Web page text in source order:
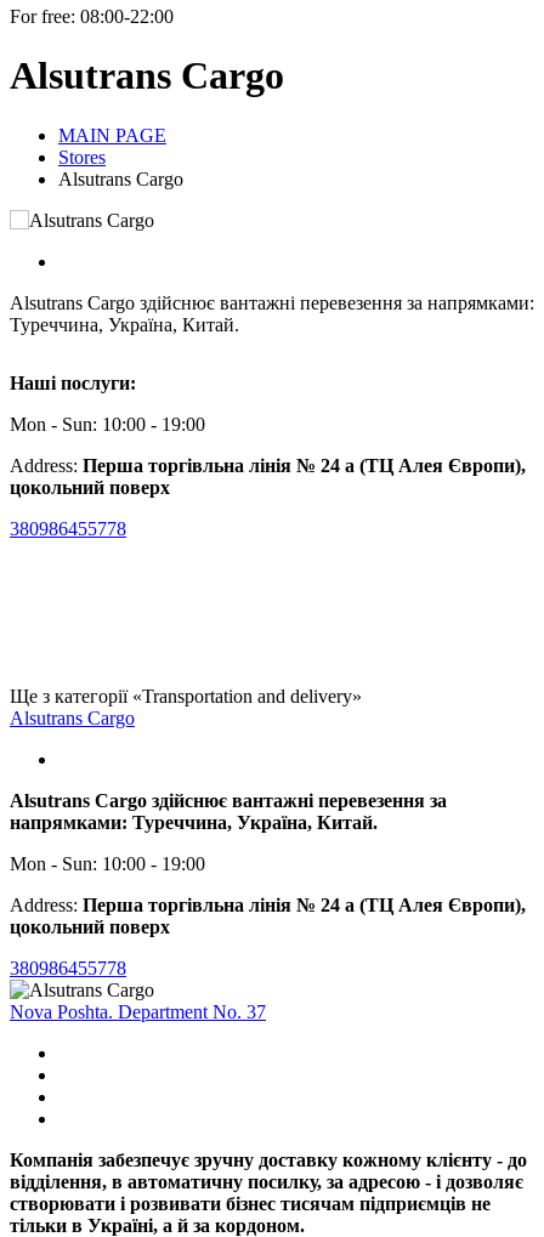
For free: 08:00-22:00
Alsutrans Cargo
MAIN PAGE
Stores
Alsutrans Cargo
Alsutrans Cargo здійснює вантажні перевезення за напрямками:
Туреччина, Україна, Китай.
Наші послуги:
Mon - Sun: 10:00 - 19:00
Address: Перша торгівльна лінія № 24 а (ТЦ Алея Європи),
цокольний поверх
380986455778
Ще з категорії «Transportation and delivery»
Alsutrans Cargo
Alsutrans Cargo здійснює вантажні перевезення за
напрямками: Туреччина, Україна, Китай.
Mon - Sun: 10:00 - 19:00
Address: Перша торгівльна лінія № 24 а (ТЦ Алея Європи),
цокольний поверх
380986455778
Nova Poshta. Department No. 37
Компанія забезпечує зручну доставку кожному клієнту - до
відділення, в автоматичну посилку, за адресою - і дозволяє
створювати і розвивати бізнес тисячам підприємців не
тільки в Україні, а й за кордоном.